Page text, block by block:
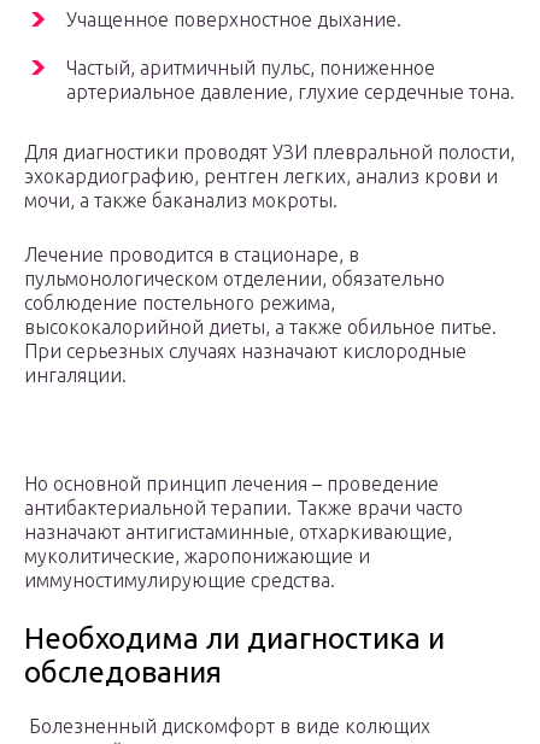
Учащенное поверхностное дыхание.
Частый, аритмичный пульс, пониженное
артериальное давление, глухие сердечные тона.
Для диагностики проводят УЗИ плевральной полости,
эхокардиографию, рентген легких, анализ крови и
мочи, а также баканализ мокроты.
Лечение проводится в стационаре, в
пульмонологическом отделении, обязательно
соблюдение постельного режима,
высококалорийной диеты, а также обильное питье.
При серьезных случаях назначают кислородные
ингаляции.
Но основной принцип лечения – проведение
антибактериальной терапии. Также врачи часто
назначают антигистаминные, отхаркивающие,
муколитические, жаропонижающие и
иммуностимулирующие средства.
Необходима ли диагностика и
обследования
Болезненный дискомфорт в виде колющих